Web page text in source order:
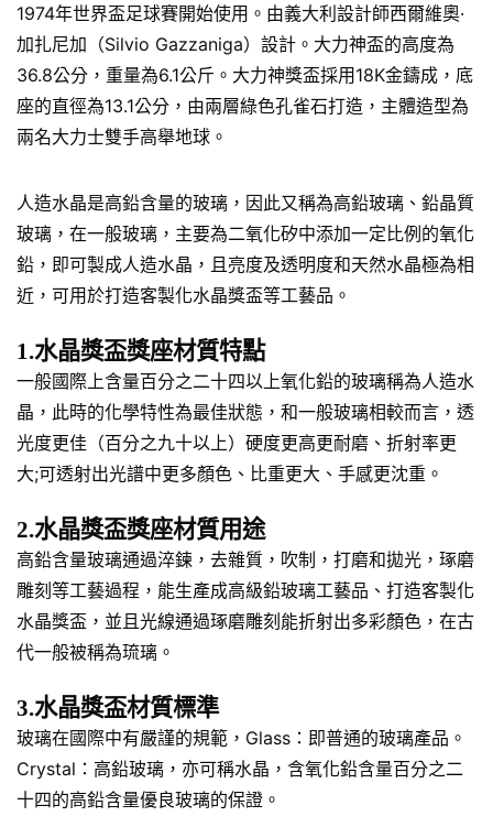
1974年世界盃足球賽開始使用。由義大利設計師西爾維奧·
加扎尼加（Silvio Gazzaniga）設計。大力神盃的高度為
36.8公分，重量為6.1公斤。大力神獎盃採用18K金鑄成，底
座的直徑為13.1公分，由兩層綠色孔雀石打造，主體造型為
兩名大力士雙手高舉地球。
人造水晶是高鉛含量的玻璃，因此又稱為高鉛玻璃、鉛晶質
玻璃，在一般玻璃，主要為二氧化矽中添加一定比例的氧化
鉛，即可製成人造水晶，且亮度及透明度和天然水晶極為相
近，可用於打造客製化水晶獎盃等工藝品。
1.水晶獎盃獎座材質特點
一般國際上含量百分之二十四以上氧化鉛的玻璃稱為人造水
晶，此時的化學特性為最佳狀態，和一般玻璃相較而言，透
光度更佳（百分之九十以上）硬度更高更耐磨、折射率更
大;可透射出光譜中更多顏色、比重更大、手感更沈重。
2.水晶獎盃獎座材質用途
高鉛含量玻璃通過淬鍊，去雜質，吹制，打磨和拋光，琢磨
雕刻等工藝過程，能生產成高級鉛玻璃工藝品、打造客製化
水晶獎盃，並且光線通過琢磨雕刻能折射出多彩顏色，在古
代一般被稱為琉璃。
3.水晶獎盃材質標準
玻璃在國際中有嚴謹的規範，Glass：即普通的玻璃產品。
Crystal：高鉛玻璃，亦可稱水晶，含氧化鉛含量百分之二
十四的高鉛含量優良玻璃的保證。